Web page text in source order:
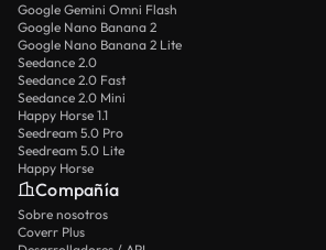
Google Gemini Omni Flash
Google Nano Banana 2
Google Nano Banana 2 Lite
Seedance 2.0
Seedance 2.0 Fast
Seedance 2.0 Mini
Happy Horse 1.1
Seedream 5.0 Pro
Seedream 5.0 Lite
Happy Horse
Compañía
Sobre nosotros
Coverr Plus